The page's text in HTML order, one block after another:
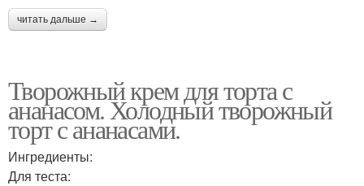
читать дальше →
Творожный крем для торта с
ананасом. Холодный творожный
торт с ананасами.
Ингредиенты:
Для теста: